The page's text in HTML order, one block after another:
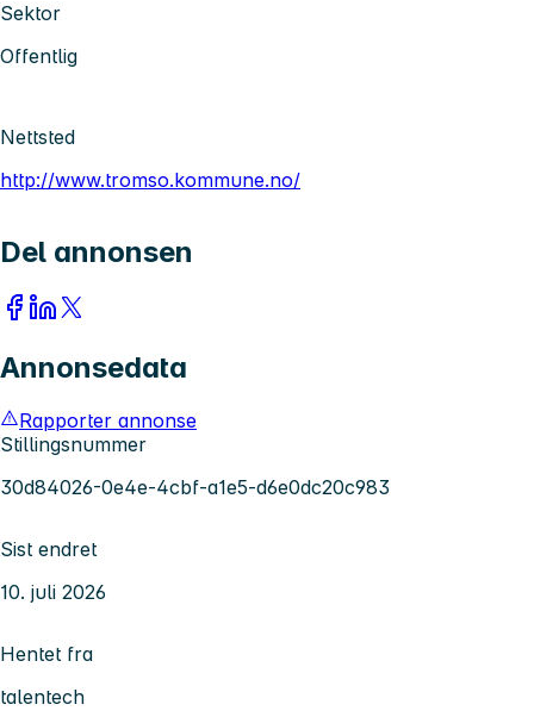
Sektor
Offentlig
Nettsted
http://www.tromso.kommune.no/
Del annonsen
Annonsedata
Rapporter annonse
Stillingsnummer
30d84026-0e4e-4cbf-a1e5-d6e0dc20c983
Sist endret
10. juli 2026
Hentet fra
talentech